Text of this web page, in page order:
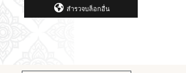
สำรวจบล็อกอื่น